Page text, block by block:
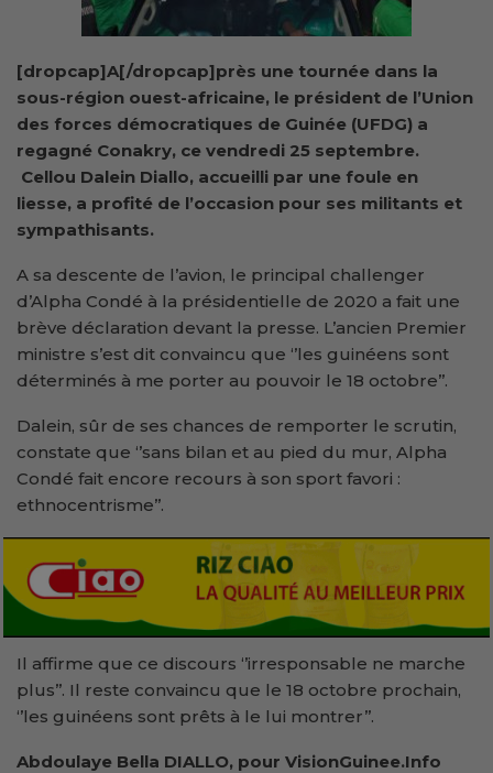
[dropcap]A[/dropcap]près une tournée dans la
sous-région ouest-africaine, le président de l’Union
des forces démocratiques de Guinée (UFDG) a
regagné Conakry, ce vendredi 25 septembre.
Cellou Dalein Diallo, accueilli par une foule en
liesse, a profité de l’occasion pour ses militants et
sympathisants.
A sa descente de l’avion, le principal challenger
d’Alpha Condé à la présidentielle de 2020 a fait une
brève déclaration devant la presse. L’ancien Premier
ministre s’est dit convaincu que ‘’les guinéens sont
déterminés à me porter au pouvoir le 18 octobre’’.
Dalein, sûr de ses chances de remporter le scrutin,
constate que ‘’sans bilan et au pied du mur, Alpha
Condé fait encore recours à son sport favori :
ethnocentrisme’’.
Il affirme que ce discours ‘’irresponsable ne marche
plus’’. Il reste convaincu que le 18 octobre prochain,
‘’les guinéens sont prêts à le lui montrer’’.
Abdoulaye Bella DIALLO, pour VisionGuinee.Info